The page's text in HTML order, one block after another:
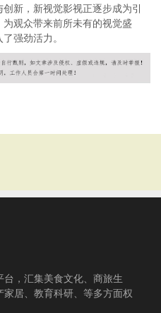
新，新视觉影视正逐步成为引
观众带来前所未有的视觉盛
强劲活力。
，汇集美食文化、商旅生
居、教育科研、等多方面权